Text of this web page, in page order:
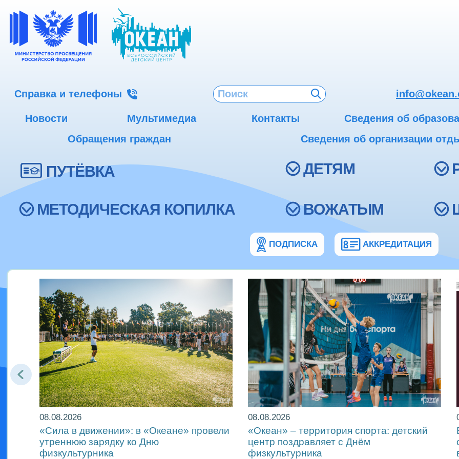
Справка и телефоны
Новости Мультимедиа Контакты Сведения об
Обращения граждан
Сведения об организации
ПУТЁВКА ДЕТЯМ
МЕТОДИЧЕСКАЯ КОПИЛКА ВОЖАТЫМ
ПОДПИСКА АККРЕДИТАЦИЯ
08.08.2026
«Сила в движении»: в «Океане» провели
утреннюю зарядку ко Дню
физкультурника
08.08.2026
«Океан» – территория спорта: детский
центр поздравляет с Днём
физкультурника